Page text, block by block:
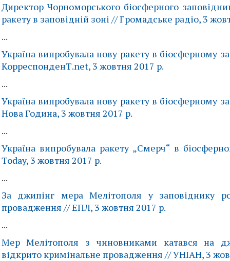
Директор Чорноморського біосферного
ракету в заповідній зоні // Громадське радіо, 3
...
Україна випробувала нову ракету в біосферному
КорреспонденТ.net, 3 жовтня 2017 р.
...
Україна випробувала нову ракету в біосферному
Нова Година, 3 жовтня 2017 р.
...
Україна випробувала ракету „Смерч“ в
Today, 3 жовтня 2017 р.
...
За джипінг мера Мелітополя у заповіднику
провадження // ЕПЛ, 3 жовтня 2017 р.
...
Мер Мелітополя з чиновниками катався на
відкрито кримінальне провадження // УНІАН, 3